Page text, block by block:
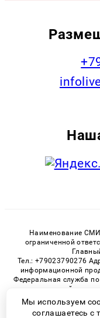
Наименование
ограниченной
Тел.: +79023790276
информационной
Федеральная служба
технологий и
Регистрационный
Мы используем
соглашаетесь